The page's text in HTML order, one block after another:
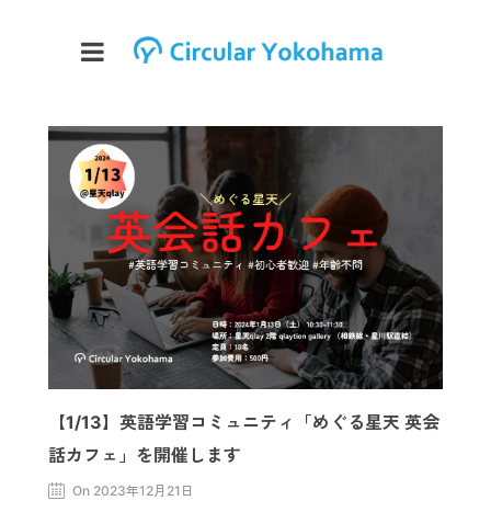
【1/13】英語学習コミュニティ「めぐる星天 英会
話カフェ」を開催します
On 2023年12月21日